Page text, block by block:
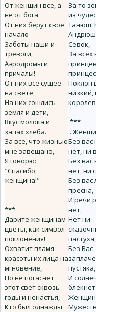
От женщин все, а
не от бога.
От них берут свое
начало
Заботы наши и
тревоги,
Аэродромы и
причалы!
От них все сущее
на свете,
На них сошлись
земля и дети,
Вкус молока и
запах хлеба.
За все, что жизнью
мне завещано,
Я говорю:
"Спасибо,
женщина!"
***
Дарите женщинам
цветы, как символ
поклонения!
Охватит пламя
красоты их лица на
мгновение,
Но не погаснет
этот свет сквозь
годы и ненастья,
Кто был однажды
За то земное чудо
из чудес -
Танюш, Катюш,
Андрюшек, Ларок,
Севок,
За всех наследных
принцев и
принцесс,
Поклон вам
низкий, наши
королевы!
***
...Женщины!
Без вас ни хлеба
нет, ни вина,
Без вас ни отдыха
нет, ни сна,
Без вас любая еда
пресна,
И речи родимой
нет,
Нет ни
сказочника, ни
пастуха,
Без Вас
заплачешь от
пустяка,
И солнечный
блекнет свет.
Женщина?
Мужеству твоему